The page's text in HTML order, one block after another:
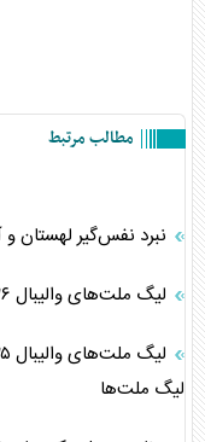
مطالب مرتبط
نبرد نفس‌گیر لهستان
لیگ ملت‌های والیبال ۲۰۲۶ | ایران ۰ - ۳ آمریکا؛ بیگانه با برد!
لیگ ملت‌ها